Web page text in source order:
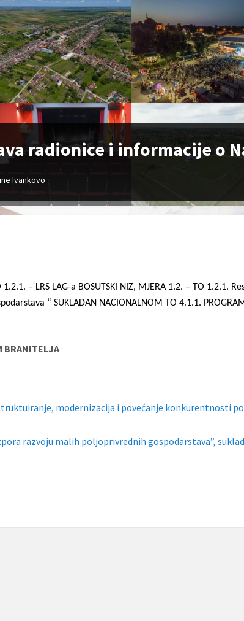
radionice i informacije o
Ivankovo
1.2.1. – LRS LAG-a BOSUTSKI NIZ, MJERA 1.2. – TO 1.2.1.
“ SUKLADAN NACIONALNOM TO 4.1.1.
BRANITELJA
modernizacija i povećanje konkurentnosti
razvoju malih poljoprivrednih gospodarstava”,